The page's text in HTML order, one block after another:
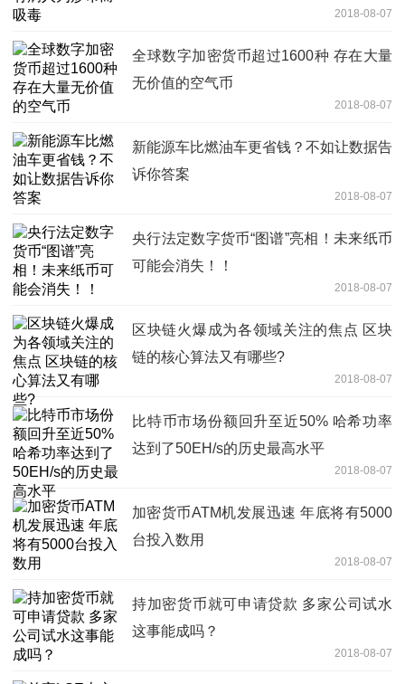
2018-08-07
全球数字加密货币超过1600种 存在大量
无价值的空气币
2018-08-07
新能源车比燃油车更省钱？不如让数据告
诉你答案
2018-08-07
央行法定数字货币“图谱”亮相！未来纸币
可能会消失！！
2018-08-07
区块链火爆成为各领域关注的焦点 区块
链的核心算法又有哪些?
2018-08-07
比特币市场份额回升至近50% 哈希功率
达到了50EH/s的历史最高水平
2018-08-07
加密货币ATM机发展迅速 年底将有5000
台投入数用
2018-08-07
持加密货币就可申请贷款 多家公司试水
这事能成吗？
2018-08-07